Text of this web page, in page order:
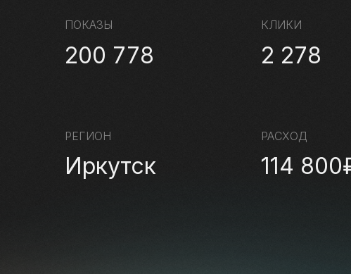
ПОКАЗЫ
200 778
РЕГИОН
Иркутск
КЛИКИ
2 278
РАСХОД
114